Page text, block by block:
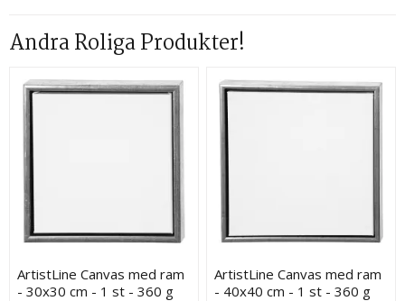
Andra Roliga Produkter!
ArtistLine Canvas med ram
- 30x30 cm - 1 st - 360 g
ArtistLine Canvas med ram
- 40x40 cm - 1 st - 360 g